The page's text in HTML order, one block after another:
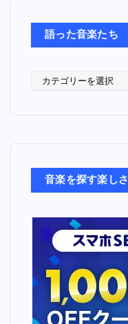
語った音楽たち
音楽を探す楽しさ